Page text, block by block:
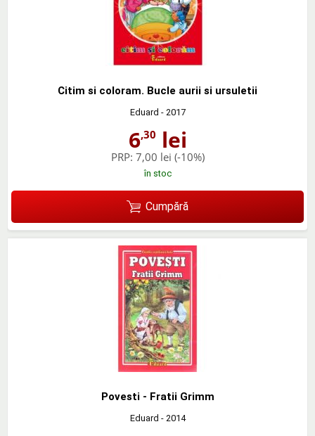
Citim si coloram. Bucle aurii si ursuletii
Eduard - 2017
6,30 lei
PRP: 7,00 lei (-10%)
în stoc
Cumpără
Povesti - Fratii Grimm
Eduard - 2014